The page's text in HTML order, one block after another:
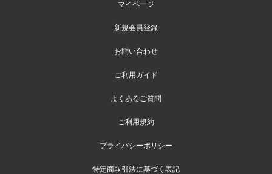
マイページ
新規会員登録
お問い合わせ
ご利用ガイド
よくあるご質問
ご利用規約
プライバシーポリシー
特定商取引法に基づく表記